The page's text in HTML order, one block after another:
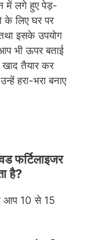
में लगे हुए पेड़-
के लिए घर पर
इसके उपयोग
भी ऊपर बताई
खाद तैयार कर
हरा-भरा बनाए
फर्टिलाइजर
है?
आप 10 से 15